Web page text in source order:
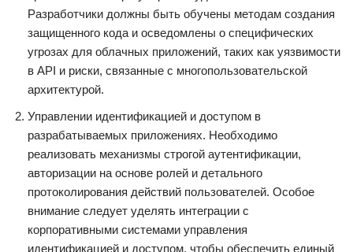
Разработчики должны быть обучены методам создания
защищенного кода и осведомлены о специфических
угрозах для облачных приложений, таких как уязвимости
в API и риски, связанные с многопользовательской
архитектурой.
Управлении идентификацией и доступом в
разрабатываемых приложениях. Необходимо
реализовать механизмы строгой аутентификации,
авторизации на основе ролей и детального
протоколирования действий пользователей. Особое
внимание следует уделять интеграции с
корпоративными системами управления
идентификацией и доступом, чтобы обеспечить единый